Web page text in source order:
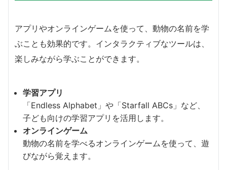
アプリやオンラインゲームを使って、動物の名前を学
ぶことも効果的です。インタラクティブなツールは、
楽しみながら学ぶことができます。
学習アプリ
「Endless Alphabet」や「Starfall ABCs」など、
子ども向けの学習アプリを活用します。
オンラインゲーム
動物の名前を学べるオンラインゲームを使って、遊
びながら覚えます。